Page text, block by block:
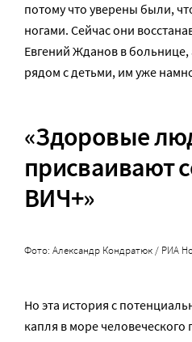
потому что уверены были,
ногами. Сейчас они
Евгений Жданов в
рядом с детьми, им уже
«Здоровые
присваивают
ВИЧ+»
Фото: Александр Кондратюк / РИА
Но эта история с
капля в море человеческого